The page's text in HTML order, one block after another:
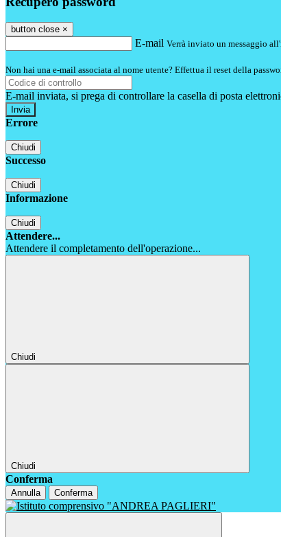
button close ×
E-mail Verrà inviato un messaggio
Non hai una e-mail associata al nome utente? Effettua il reset della
E-mail inviata, si prega di controllare la casella di posta
Errore
Chiudi
Successo
Chiudi
Informazione
Chiudi
Attendere...
Attendere il completamento dell'operazione...
Chiudi
Chiudi
Conferma
Annulla Conferma